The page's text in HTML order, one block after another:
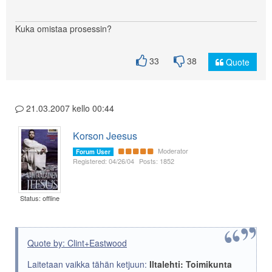
Kuka omistaa prosessin?
33 38 Quote
21.03.2007 kello 00:44
Status: offline
Korson Jeesus
Forum User
Moderator
Registered: 04/26/04 Posts: 1852
Quote by: Clint+Eastwood
Laitetaan vaikka tähän ketjuun: Iltalehti: Toimikunta